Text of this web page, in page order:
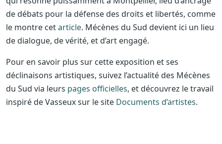
de débats pour la défense des droits et libertés, comme
le montre cetarticle. Mécènes du Sud devient ici un lieu
de dialogue, de vérité, et d’art engagé.
Pour en savoir plus sur cette exposition et ses
déclinaisons artistiques, suivez l’actualité des Mécènes
du Sud via leurs pages officielles, et découvrez le travail
inspiré de Vasseux sur le site Documents d’artistes.